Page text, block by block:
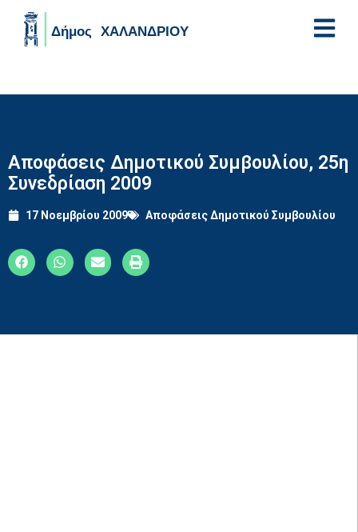
Αποφάσεις Δημοτικού Συμβουλίου, 25η
Συνεδρίαση 2009
17 Νοεμβρίου 2009 Αποφάσεις Δημοτικού Συμβουλίου